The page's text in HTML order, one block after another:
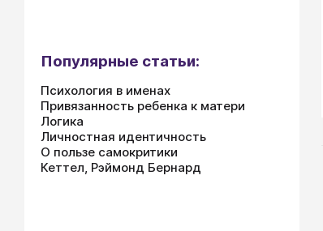
Популярные статьи:
Психология в именах
Привязанность ребенка к матери
Логика
Личностная идентичность
О пользе самокритики
Кеттел, Рэймонд Бернард